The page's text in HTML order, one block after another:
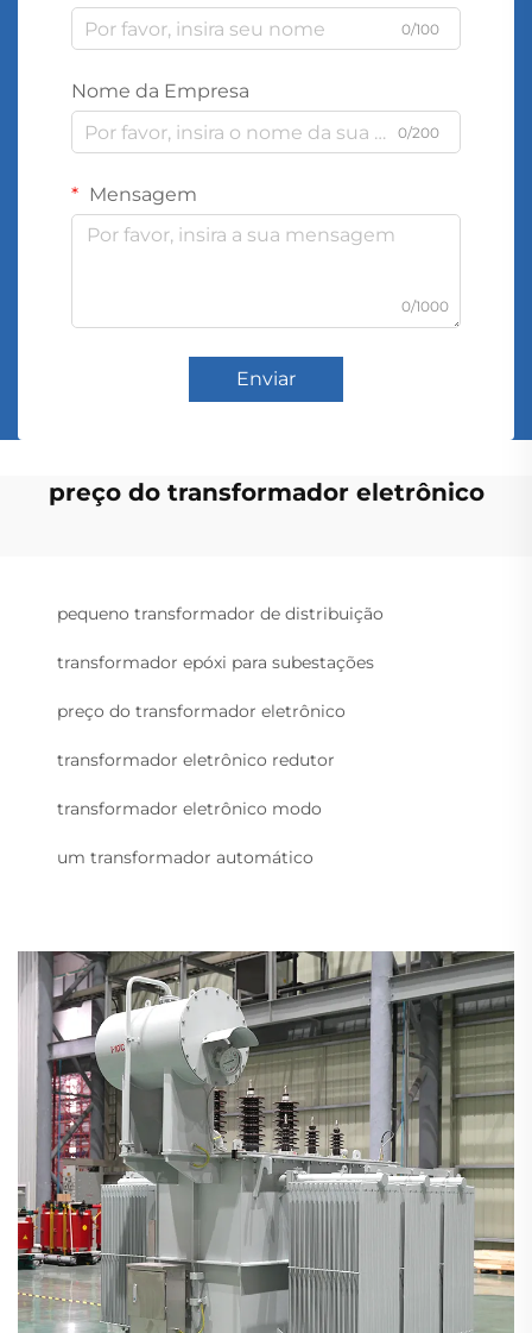
0/100
Nome da Empresa
0/200
Mensagem
0/1000
Enviar
preço do transformador eletrônico
pequeno transformador de distribuição
transformador epóxi para subestações
preço do transformador eletrônico
transformador eletrônico redutor
transformador eletrônico modo
um transformador automático